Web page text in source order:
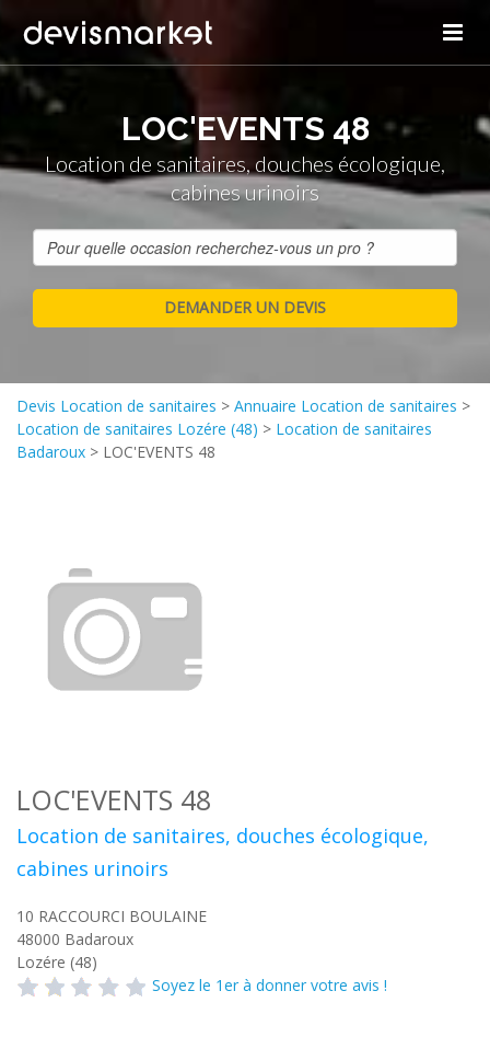
LOC'EVENTS 48
Location de sanitaires, douches écologique,
cabines urinoirs
Devis Location de sanitaires > Annuaire Location de sanitaires >
Location de sanitaires Lozére (48) > Location de sanitaires
Badaroux > LOC'EVENTS 48
LOC'EVENTS 48
Location de sanitaires, douches écologique,
cabines urinoirs
10 RACCOURCI BOULAINE
48000 Badaroux
Lozére (48)
Soyez le 1er à donner votre avis !